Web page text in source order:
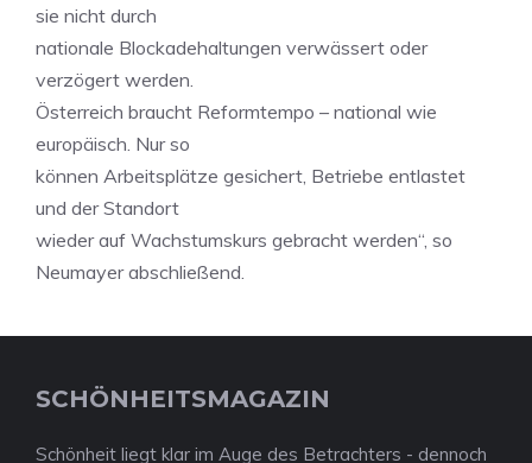
sie nicht durch
nationale Blockadehaltungen verwässert oder
verzögert werden.
Österreich braucht Reformtempo – national wie
europäisch. Nur so
können Arbeitsplätze gesichert, Betriebe entlastet
und der Standort
wieder auf Wachstumskurs gebracht werden“, so
Neumayer abschließend.
SCHÖNHEITSMAGAZIN
Schönheit liegt klar im Auge des Betrachters - dennoch